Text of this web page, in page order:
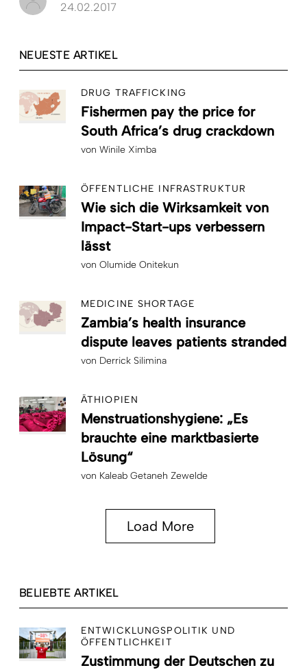
24.02.2017
NEUESTE ARTIKEL
DRUG TRAFFICKING
Fishermen pay the price for
South Africa’s drug crackdown
von Winile Ximba
ÖFFENTLICHE INFRASTRUKTUR
Wie sich die Wirksamkeit von
Impact-Start-ups verbessern
lässt
von Olumide Onitekun
MEDICINE SHORTAGE
Zambia’s health insurance
dispute leaves patients stranded
von Derrick Silimina
ÄTHIOPIEN
Menstruationshygiene: „Es
brauchte eine marktbasierte
Lösung“
von Kaleab Getaneh Zewelde
Load More
BELIEBTE ARTIKEL
ENTWICKLUNGSPOLITIK UND
ÖFFENTLICHKEIT
Zustimmung der Deutschen zu